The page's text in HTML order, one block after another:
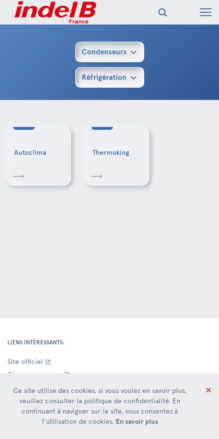
Condenseurs
Réfrigération
Autoclima Thermoking
LIENS INTÉRESSANTS:
Site officiel
Où sommes-nous
Contacts Siège Social
Entrepôts
Nouveauté
✕
Ce site utilise des cookies, si vous voulez en savoir plus,
veuillez consulter la politique de confidentialité. En
continuant à naviguer sur le site, vous consentez à
l'utilisation de cookies. En savoir plus